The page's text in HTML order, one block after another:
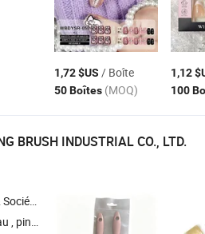
1,72 $US / Boîte
50 Boîtes (MOQ)
1,12
100
BRUSH INDUSTRIAL CO., LTD.
, pinceau rond